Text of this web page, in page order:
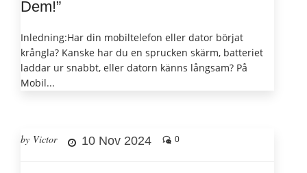
Dem!”
Inledning:Har din mobiltelefon eller dator börjat
krångla? Kanske har du en sprucken skärm, batteriet
laddar ur snabbt, eller datorn känns långsam? På
Mobil...
by Victor 10 Nov 2024 0